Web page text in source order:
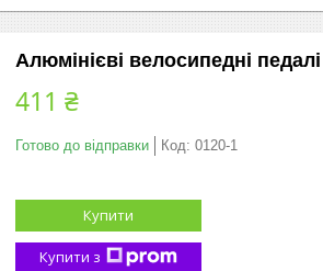
Алюмінієві велосипедні
411 ₴
Готово до відправки Код: 0120-1
Купити
Купити з